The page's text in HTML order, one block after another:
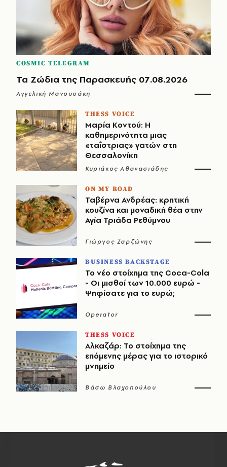
COSMIC TELEGRAM
Τα Ζώδια της Παρασκευής 07.08.2026
Αγγελική Μανουσάκη
THESS VOICE
Μαρία Κοντού: Η
καθημερινότητα μιας
«ταΐστριας» γατών στη
Θεσσαλονίκη
Κυριάκος Αθανασιάδης
ON MY ROAD
Ταβέρνα Ανδρέας: κρητική
κουζίνα και μοναδική θέα στην
Αγία Τριάδα Ρεθύμνου
Γιώργος Ζαρζώνης
BUSINESS BACKSTAGE
Το νέο στοίχημα της Coca-Cola
- Οι μισθοί των 10.000 ευρώ -
Ψηφίσατε για το ευρώ;
Operator
THESS VOICE
Αλκαζάρ: Το στοίχημα της
επόμενης μέρας για το ιστορικό
μνημείο
Βάσω Βλαχοπούλου